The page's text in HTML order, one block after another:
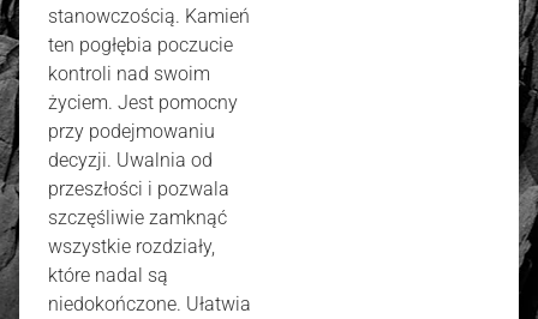
stanowczością. Kamień
ten pogłębia poczucie
kontroli nad swoim
życiem. Jest pomocny
przy podejmowaniu
decyzji. Uwalnia od
przeszłości i pozwala
szczęśliwie zamknąć
wszystkie rozdziały,
które nadal są
niedokończone. Ułatwia